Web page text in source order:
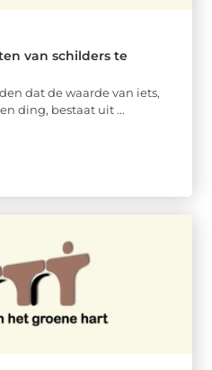
van schilders te
dat de waarde van iets,
ding, bestaat uit ...